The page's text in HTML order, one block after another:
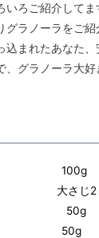
いろご紹介して
ラノーラをご紹
込まれたあなた、
、グラノーラ大好
100g
ル 大さじ2
ツ 50g
や種 50g